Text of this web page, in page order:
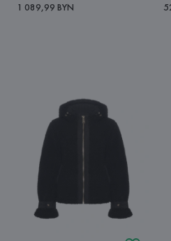
1 089,99 BYN